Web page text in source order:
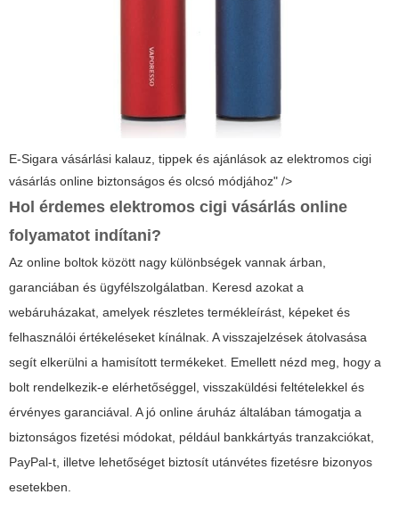
E-Sigara vásárlási kalauz, tippek és ajánlások az elektromos cigi
vásárlás online biztonságos és olcsó módjához" />
Hol érdemes elektromos cigi vásárlás online
folyamatot indítani?
Az online boltok között nagy különbségek vannak árban,
garanciában és ügyfélszolgálatban. Keresd azokat a
webáruházakat, amelyek részletes termékleírást, képeket és
felhasználói értékeléseket kínálnak. A visszajelzések átolvasása
segít elkerülni a hamisított termékeket. Emellett nézd meg, hogy a
bolt rendelkezik-e elérhetőséggel, visszaküldési feltételekkel és
érvényes garanciával. A jó online áruház általában támogatja a
biztonságos fizetési módokat, például bankkártyás tranzakciókat,
PayPal-t, illetve lehetőséget biztosít utánvétes fizetésre bizonyos
esetekben.